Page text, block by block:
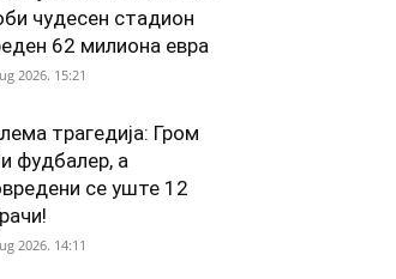
чудесен стадион
62 милиона евра
2026. 15:21
трагедија: Гром
фудбалер, а
се уште 12
2026. 14:11